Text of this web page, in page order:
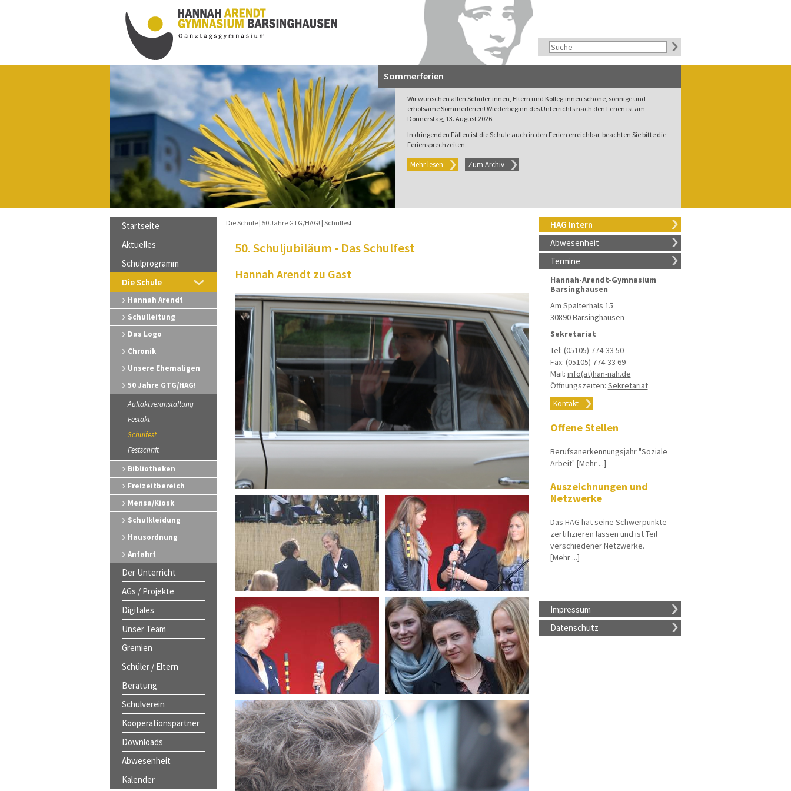
Sommerferien
Wir wünschen allen Schüler:innen, Eltern und Kolleg:innen schöne, sonnige und
erholsame Sommerferien! Wiederbeginn des Unterrichts nach den Ferien ist am
Donnerstag, 13. August 2026.
In dringenden Fällen ist die Schule auch in den Ferien erreichbar, beachten Sie bitte die
Feriensprechzeiten.
Mehr lesen Zum Archiv
HAG Intern
Abwesenheit
Termine
Hannah-Arendt-Gymnasium
Barsinghausen
Am Spalterhals 15
30890 Barsinghausen
Sekretariat
Tel: (05105) 774-33 50
Fax: (05105) 774-33 69
Mail: info(at)han-nah.de
Öffnungszeiten: Sekretariat
Kontakt
Offene Stellen
Berufsanerkennungsjahr "Soziale
Arbeit" [Mehr ...]
Auszeichnungen und
Netzwerke
Das HAG hat seine Schwerpunkte
zertifizieren lassen und ist Teil
verschiedener Netzwerke.
[Mehr ...]
Impressum
Datenschutz
Startseite
Aktuelles
Schulprogramm
Die Schule
Hannah Arendt
Schulleitung
Das Logo
Chronik
Unsere Ehemaligen
50 Jahre GTG/HAG!
Auftaktveranstaltung
Festakt
Schulfest
Festschrift
Bibliotheken
Freizeitbereich
Mensa/Kiosk
Schulkleidung
Hausordnung
Anfahrt
Der Unterricht
AGs / Projekte
Digitales
Unser Team
Gremien
Schüler / Eltern
Beratung
Schulverein
Kooperationspartner
Downloads
Abwesenheit
Kalender
Die Schule 50 Jahre GTG/HAG! Schulfest
50. Schuljubiläum - Das Schulfest
Hannah Arendt zu Gast